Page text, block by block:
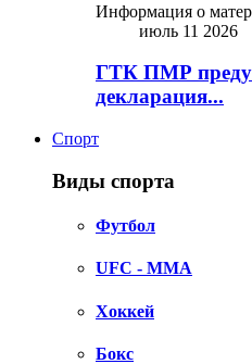
Информация о
июль 11 2026
ГТК ПМР
декларация...
Спорт
Виды спорта
Футбол
UFC - MMA
Хоккей
Бокс